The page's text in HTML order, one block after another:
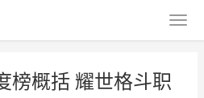
榜概括 耀世格斗职